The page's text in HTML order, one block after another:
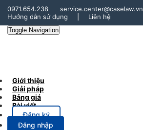
0971.654.238
service.center@caselaw.vn
Hướng dẫn sử dụng
Liên hệ
Toggle Navigation
Giới thiệu
Giải pháp
Bảng giá
Bài viết
Đăng ký
Đăng nhập